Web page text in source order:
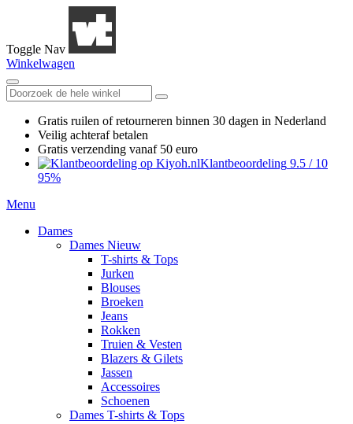
Toggle Nav
Winkelwagen
Gratis ruilen of retourneren binnen 30 dagen in Nederland
Veilig achteraf betalen
Gratis verzending vanaf 50 euro
Klantbeoordeling 9.5 / 10
95%
Menu
Dames
Dames Nieuw
T-shirts & Tops
Jurken
Blouses
Broeken
Jeans
Rokken
Truien & Vesten
Blazers & Gilets
Jassen
Accessoires
Schoenen
Dames T-shirts & Tops